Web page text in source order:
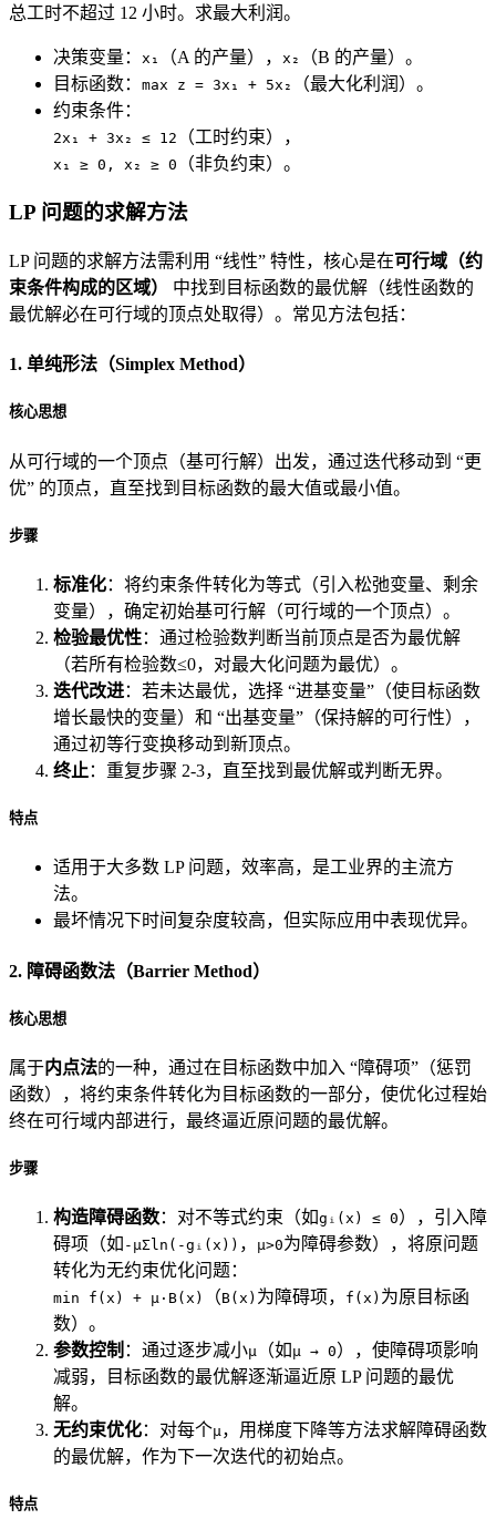
总工时不超过 12 小时。求最大利润。
决策变量： x₁ （A 的产量）， x₂
（B 的产量）。
目标函数： max z = 3x₁ + 5x₂
（最大化利润）。
约束条件：
2x₁ + 3x₂ ≤ 12 （工时约束），
x₁ ≥ 0, x₂ ≥ 0 （非负约束）。
LP 问题的求解方法
LP 问题的求解方法需利用 “线性” 特性，核心是在可行域（约
束条件构成的区域）
中找到目标函数的最优解（线性函数的
最优解必在可行域的顶点处取得）。常见方法包括：
1. 单纯形法（Simplex Method）
核心思想
从可行域的一个顶点（基可行解）出发，通过迭代移动到 “更
优” 的顶点，直至找到目标函数的最大值或最小值。
步骤
标准化：将约束条件转化为等式（引入松弛变量、剩余
变量），确定初始基可行解（可行域的一个顶点）。
检验最优性：通过检验数判断当前顶点是否为最优解
（若所有检验数≤0，对最大化问题为最优）。
迭代改进：若未达最优，选择 “进基变量”（使目标函数
增长最快的变量）和 “出基变量”（保持解的可行性），
通过初等行变换移动到新顶点。
终止：重复步骤 2-3，直至找到最优解或判断无界。
特点
适用于大多数 LP 问题，效率高，是工业界的主流方
法。
最坏情况下时间复杂度较高，但实际应用中表现优异。
2. 障碍函数法（Barrier Method）
核心思想
属于内点法的一种，通过在目标函数中加入 “障碍项”（惩罚
函数），将约束条件转化为目标函数的一部分，使优化过程始
终在可行域内部进行，最终逼近原问题的最优解。
步骤
构造障碍函数：对不等式约束（如gᵢ(x) ≤ 0），引入障
碍项（如 -μΣln(-gᵢ(x)) ， μ>0为障碍参数），将原问题
转化为无约束优化问题：
min f(x) + μ·B(x) （B(x) 为障碍项， f(x) 为原目标函
数）。
参数控制 ：通过逐步减小μ （如 μ → 0），使障碍项影响
减弱，目标函数的最优解逐渐逼近原 LP 问题的最优
解。
无约束优化：对每个μ，用梯度下降等方法求解障碍函数
的最优解，作为下一次迭代的初始点。
特点